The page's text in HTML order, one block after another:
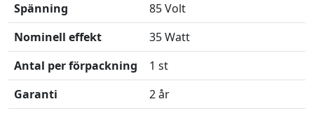
Spänning
85 Volt
Nominell effekt
35 Watt
Antal per förpackning
1 st
Garanti
2 år